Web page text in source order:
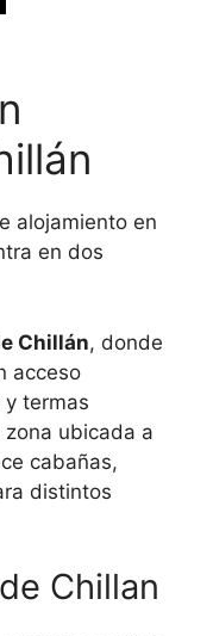
alojamiento en
en dos
Chillán, donde
acceso
y termas
zona ubicada a
cabañas,
distintos
Chillan